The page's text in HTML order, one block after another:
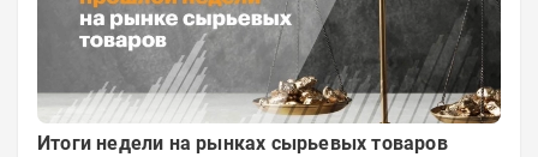
Итоги недели на рынках сырьевых товаров